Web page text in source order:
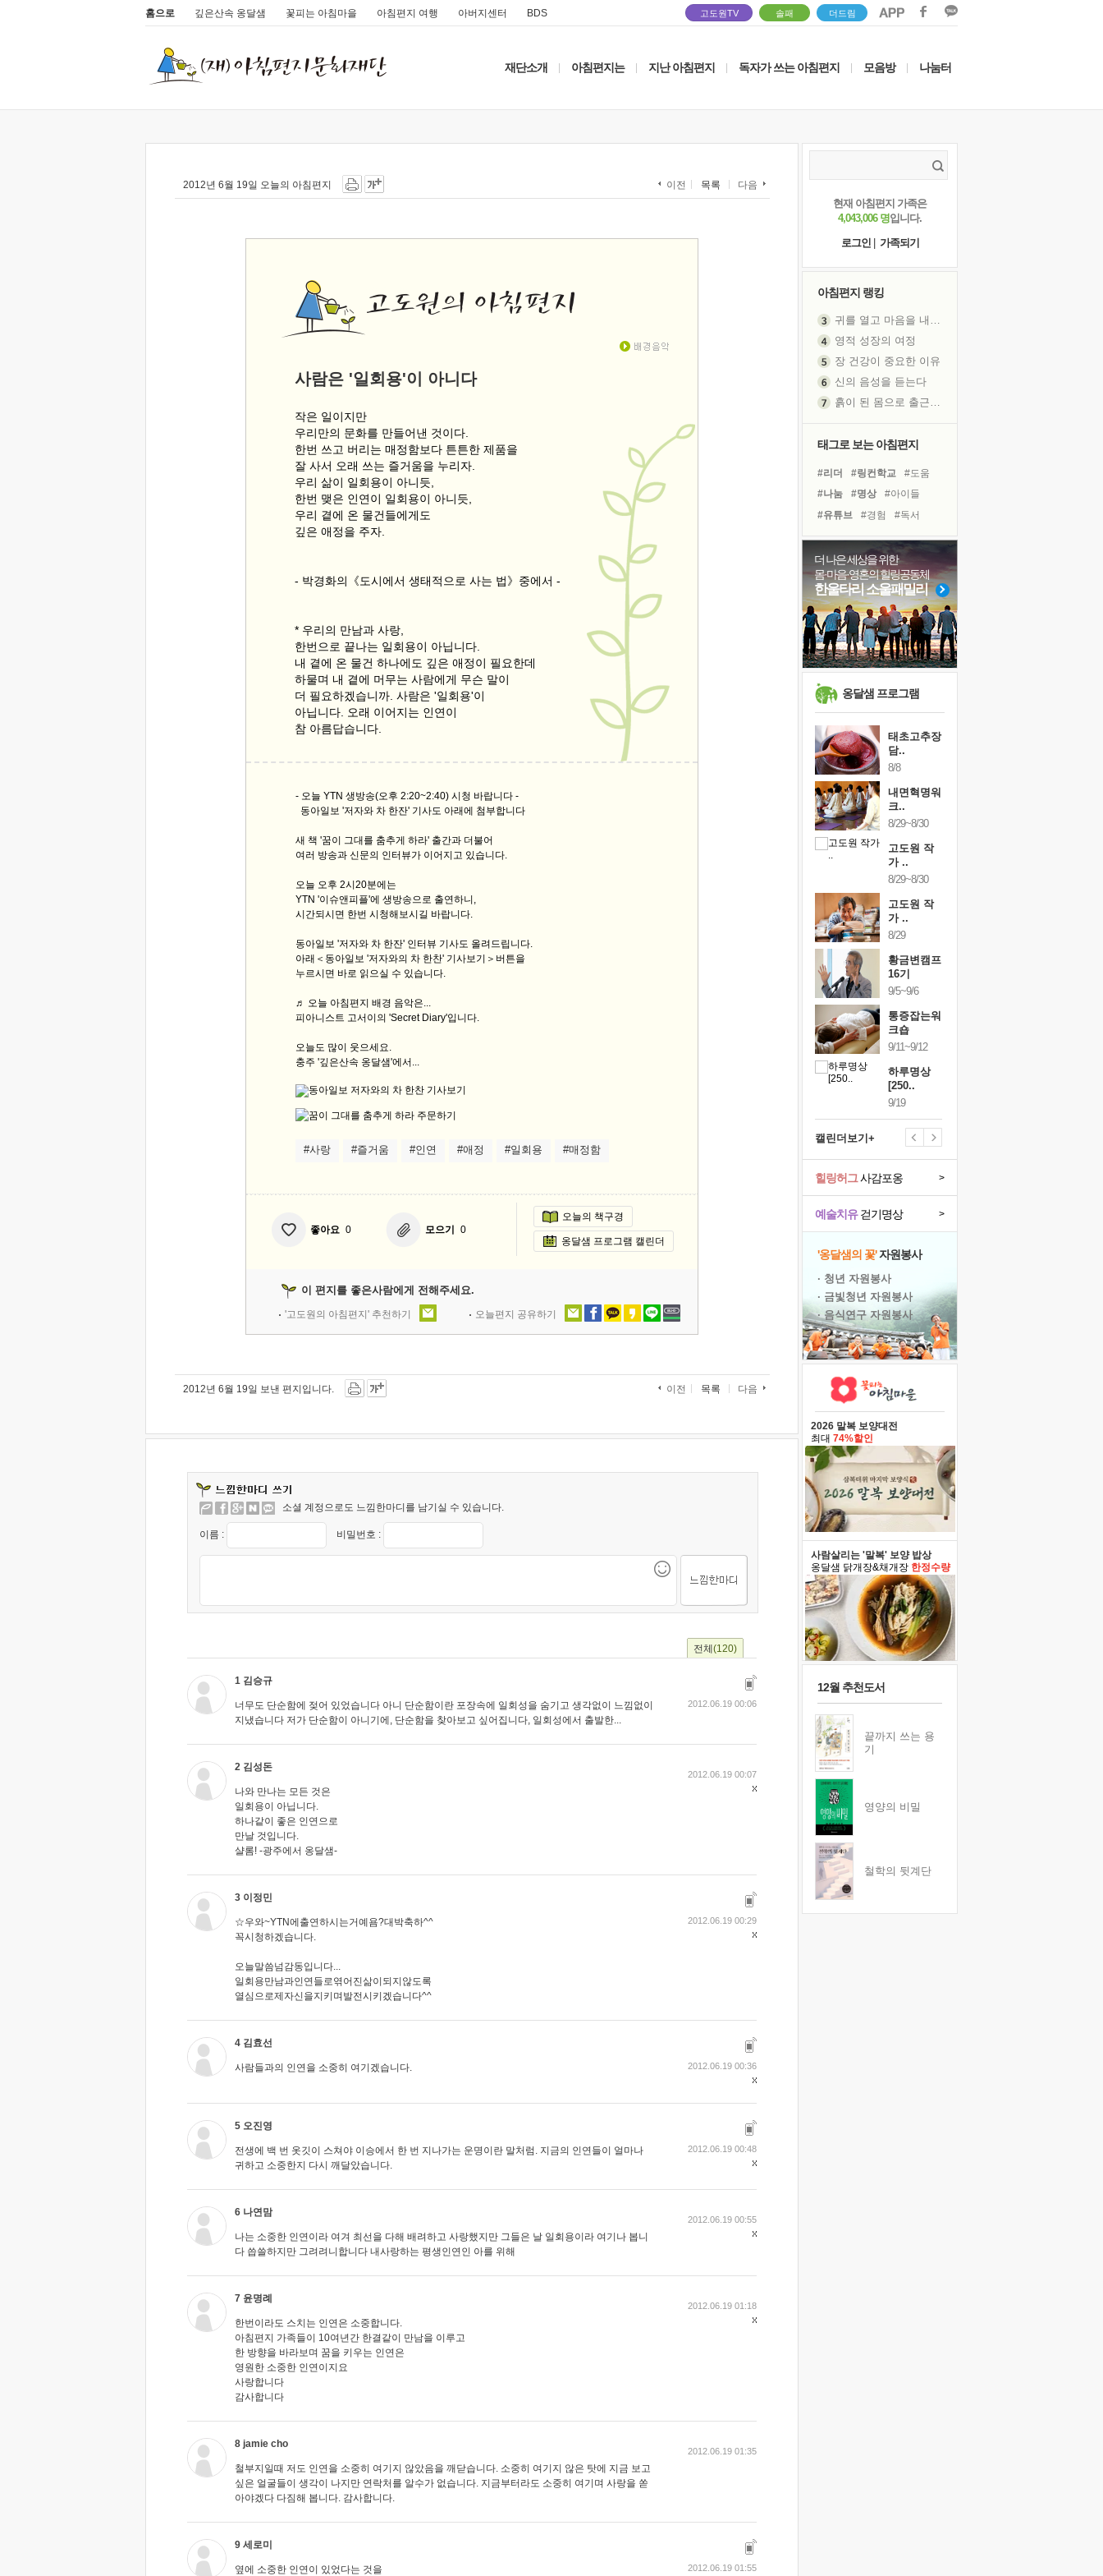
홈으로 깊은산속 옹달샘 꽃피는 아침마을 아침편지 여행 아버지센터 BDS 고도원TV 솔패 더드림
재단소개 아침편지는 지난 아침편지 독자가 쓰는 아침편지 모음방 나눔터
2012년 6월 19일 오늘의 아침편지 이전 목록 다음
사람은 '일회용'이 아니다
작은 일이지만
우리만의 문화를 만들어낸 것이다.
한번 쓰고 버리는 매정함보다 튼튼한 제품을
잘 사서 오래 쓰는 즐거움을 누리자.
우리 삶이 일회용이 아니듯,
한번 맺은 인연이 일회용이 아니듯,
우리 곁에 온 물건들에게도
깊은 애정을 주자.
- 박경화의《도시에서 생태적으로 사는 법》중에서 -
* 우리의 만남과 사랑,
한번으로 끝나는 일회용이 아닙니다.
내 곁에 온 물건 하나에도 깊은 애정이 필요한데
하물며 내 곁에 머무는 사람에게 무슨 말이
더 필요하겠습니까. 사람은 '일회용'이
아닙니다. 오래 이어지는 인연이
참 아름답습니다.
- 오늘 YTN 생방송(오후 2:20~2:40) 시청 바랍니다 -
동아일보 '저자와 차 한잔' 기사도 아래에 첨부합니다
새 책 '꿈이 그대를 춤추게 하라' 출간과 더불어
여러 방송과 신문의 인터뷰가 이어지고 있습니다.
오늘 오후 2시20분에는
YTN '이슈앤피플'에 생방송으로 출연하니,
시간되시면 한번 시청해보시길 바랍니다.
동아일보 '저자와 차 한잔' 인터뷰 기사도 올려드립니다.
아래＜동아일보 '저자와의 차 한찬' 기사보기＞버튼을
누르시면 바로 읽으실 수 있습니다.
♬ 오늘 아침편지 배경 음악은...
피아니스트 고서이의 'Secret Diary'입니다.
오늘도 많이 웃으세요.
충주 '깊은산속 옹달샘'에서...
#사랑 #즐거움 #인연 #애정 #일회용 #매정함
좋아요 0 모으기 0
오늘의 책구경
옹달샘 프로그램 캘린더
이 편지를 좋은사람에게 전해주세요.
'고도원의 아침편지' 추천하기 오늘편지 공유하기
2012년 6월 19일 보낸 편지입니다. 이전 목록 다음
소셜 계정으로도 느낌한마디를 남기실 수 있습니다.
이름 : 비밀번호 :
전체(120)
1 김승규
너무도 단순함에 젖어 있었습니다 아니 단순함이란 포장속에 일회성을 숨기고 생각없이 느낌없이
지냈습니다 저가 단순함이 아니기에, 단순함을 찾아보고 싶어집니다, 일회성에서 출발한...
2012.06.19 00:06
2 김성돈
나와 만나는 모든 것은
일회용이 아닙니다.
하나같이 좋은 인연으로
만날 것입니다.
샬롬! -광주에서 옹달샘-
2012.06.19 00:07
3 이정민
☆우와~YTN에출연하시는거예욤?대박축하^^
꼭시청하겠습니다.
오늘말씀넘감동입니다...
일회용만남과인연들로엮어진삶이되지않도록
열심으로제자신을지키며발전시키겠습니다^^
2012.06.19 00:29
4 김효선
사람들과의 인연을 소중히 여기겠습니다. 2012.06.19 00:36
5 오진영
전생에 백 번 옷깃이 스쳐야 이승에서 한 번 지나가는 운명이란 말처럼. 지금의 인연들이 얼마나
귀하고 소중한지 다시 깨달았습니다.
2012.06.19 00:48
6 나연맘
나는 소중한 인연이라 여겨 최선을 다해 배려하고 사랑했지만 그들은 날 일회용이라 여기나 봅니
다 씁쓸하지만 그려려니합니다 내사랑하는 평생인연인 아를 위해
2012.06.19 00:55
7 윤명례
한번이라도 스치는 인연은 소중합니다.
아침편지 가족들이 10여년간 한결같이 만남을 이루고
한 방향을 바라보며 꿈을 키우는 인연은
영원한 소중한 인연이지요
사랑합니다
감사합니다
2012.06.19 01:18
8 jamie cho
철부지일때 저도 인연을 소중히 여기지 않았음을 깨닫습니다. 소중히 여기지 않은 탓에 지금 보고
싶은 얼굴들이 생각이 나지만 연락처를 알수가 없습니다. 지금부터라도 소중히 여기며 사랑을 쏟
아야겠다 다짐해 봅니다. 감사합니다.
2012.06.19 01:35
9 세로미
옆에 소중한 인연이 있었다는 것을 2012.06.19 01:55
현재 아침편지 가족은
4,043,006 명입니다.
로그인
가족되기
아침편지 랭킹
귀를 열고 마음을 내어주고
영적 성장의 여정
장 건강이 중요한 이유
신의 음성을 듣는다
흙이 된 몸으로 출근하는 여자
졸업식 사진을 보며
아픈 아버지를 위한 공간 설계
극심한 변비, 어깨결림, 수면 장애
보고 싶은 어머니
유년 시절의 부산 영도 바다
못된 꼰대들
거울 속의 나
희망이란
'모른다'는 것
태그로 보는 아침편지
#리더 #링컨학교
#도움
#나눔
#명상
#아이들
#유튜브
#경험
#독서
#건강
#힐링
#면역력
#친구
#다짐 #선택
#삶
#비전캠프
#사람
#바이러스
#독서캠프
#극복
더 나은 세상을 위한
몸·마음·영혼의 힐링공동체
한울타리 소울패밀리
옹달샘 프로그램
태초고추장
담..
8/8
내면혁명워
크..
8/29~8/30
고도원 작
가 ..
8/29~8/30
고도원 작
가 ..
8/29
황금변캠프
16기
9/5~9/6
통증잡는워
크숍
9/11~9/12
하루명상
[250..
9/19
캘린더보기+
예술치유걷기명상 >
힐링허그사감포옹 >
'옹달샘의 꽃'자원봉사
· 청년 자원봉사
· 금빛청년 자원봉사
· 음식연구 자원봉사
2026 말복 보양대전
최대 74%할인
사람살리는 '말복' 보양 밥상
옹달샘 닭개장&채개장 한정수량
12월 추천도서
끝까지 쓰는 용
기
영양의 비밀
철학의 뒷계단